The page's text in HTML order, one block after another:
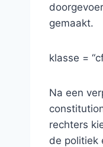
gemaakt.
klasse =
Na een
rechters
de politiek